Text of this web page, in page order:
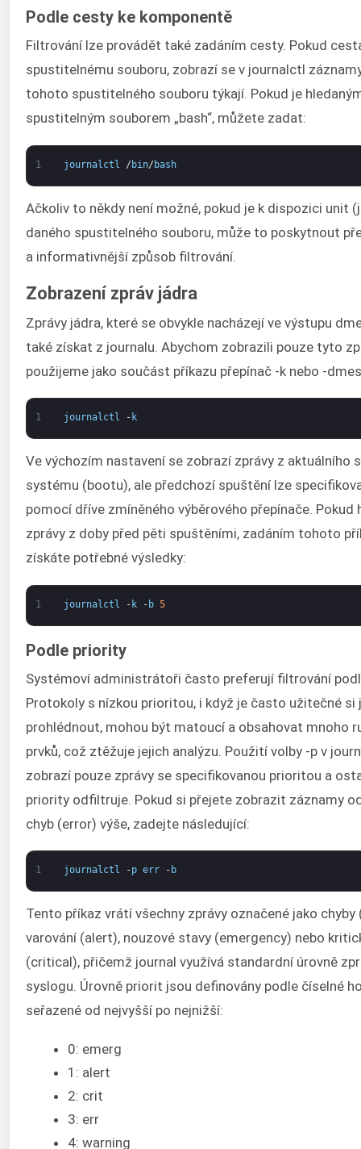
Podle cesty ke komponentě
Filtrování lze provádět také zadáním cesty. Pokud
spustitelnému souboru, zobrazí se v journalctl
tohoto spustitelného souboru týkají. Pokud je
spustitelným souborem „bash“, můžete zadat:
1 journalctl / bin/ bash
Ačkoliv to někdy není možné, pokud je k dispozici unit
daného spustitelného souboru, může to poskytnout
a informativnější způsob filtrování.
Zobrazení zpráv jádra
Zprávy jádra, které se obvykle nacházejí ve výstupu
také získat z journalu. Abychom zobrazili pouze tyto
použijeme jako součást příkazu přepínač -k nebo -
1 journalctl - k
Ve výchozím nastavení se zobrazí zprávy z aktuálního
systému (bootu), ale předchozí spuštění lze
pomocí dříve zmíněného výběrového přepínače. Pokud
zprávy z doby před pěti spuštěními, zadáním tohoto
získáte potřebné výsledky:
1 journalctl - k - b 5
Podle priority
Systémoví administrátoři často preferují filtrování
Protokoly s nízkou prioritou, i když je často užitečné si
prohlédnout, mohou být matoucí a obsahovat mnoho
prvků, což ztěžuje jejich analýzu. Použití volby -p v
zobrazí pouze zprávy se specifikovanou prioritou a
priority odfiltruje. Pokud si přejete zobrazit záznamy
chyb (error) výše, zadejte následující:
1 journalctl -p err - b
Tento příkaz vrátí všechny zprávy označené jako chyby
varování (alert), nouzové stavy (emergency) nebo
(critical), přičemž journal využívá standardní úrovně
syslogu. Úrovně priorit jsou definovány podle číselné
seřazené od nejvyšší po nejnižší:
0: emerg
1: alert
2: crit
3: err
4: warning